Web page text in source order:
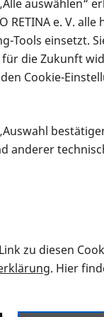
wie Sie
auswählen“
RETINA e. V. alle
Tools einsetzt.
die Zukunft
Cookie-
anderer
zu diesen
. Hier